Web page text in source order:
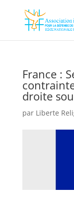
France :
droite
par Liberte